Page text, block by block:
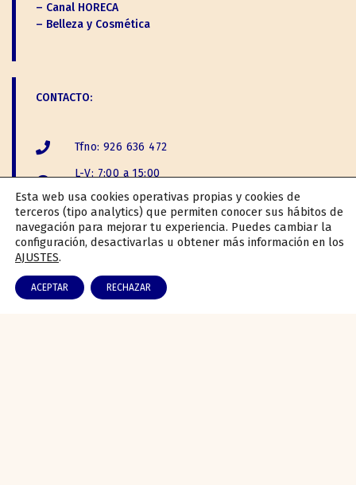
– Canal HORECA
– Belleza y Cosmética
CONTACTO:
Tfno: 926 636 472
L-V: 7:00 a 15:00
S: 8:00 a 13:00
info@especiasarias.com
Carretera N-430a km. 367,2, 13230 Membrilla,
Esta web usa cookies operativas propias y cookies de
terceros (tipo analytics) que permiten conocer sus hábitos de
navegación para mejorar tu experiencia. Puedes cambiar la
configuración, desactivarlas u obtener más información en los
AJUSTES.
ACEPTAR RECHAZAR